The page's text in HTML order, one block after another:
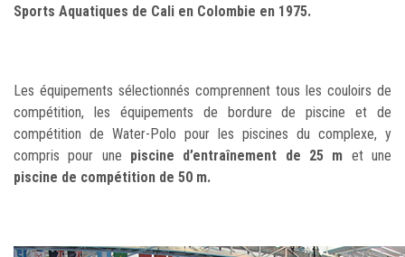
Sports Aquatiques de Cali en Colombie en 1975.
Les équipements sélectionnés comprennent tous les couloirs de
compétition, les équipements de bordure de piscine et de
compétition de Water-Polo pour les piscines du complexe, y
compris pour une piscine d’entraînement de 25 m et une
piscine de compétition de 50 m.